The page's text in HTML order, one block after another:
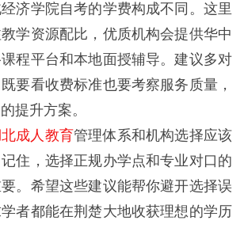
济学院自考的学费构成不同。这里
学资源配比，优质机构会提供华中
程平台和本地面授辅导。建议多对
要看收费标准也要考察服务质量，
提升方案。
成人教育管理体系和机构选择应该
住，选择正规办学点和专业对口的
。希望这些建议能帮你避开选择误
者都能在荆楚大地收获理想的学历